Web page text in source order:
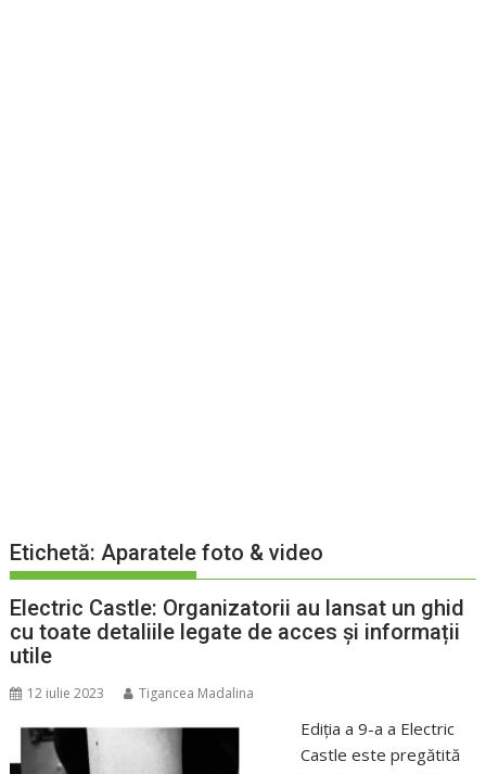
Etichetă:Aparatele foto & video
Electric Castle: Organizatorii au lansat un ghid
cu toate detaliile legate de acces și informații
utile
12 iulie 2023 Tigancea Madalina
Ediția a 9-a a Electric
Castle este pregătită